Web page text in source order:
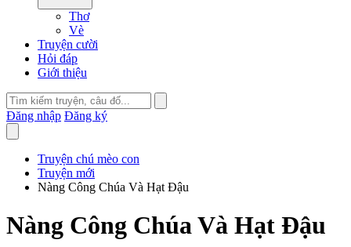
Thơ
Vè
Truyện cười
Hỏi đáp
Giới thiệu
Đăng nhập Đăng ký
Truyện chú mèo con
Truyện mới
Nàng Công Chúa Và Hạt Đậu
Nàng Công Chúa Và Hạt Đậu